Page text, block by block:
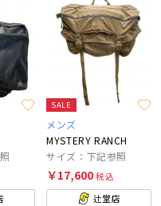
SALE
メンズ
MYSTERY RANCH
サイズ：下記参照
￥17,600税込
辻堂店